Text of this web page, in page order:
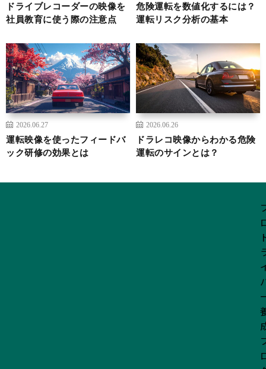
ドライブレコーダーの映像を
社員教育に使う際の注意点
危険運転を数値化するには？
運転リスク分析の基本
2026.06.27
運転映像を使ったフィードバ
ック研修の効果とは
2026.06.26
ドラレコ映像からわかる危険
運転のサインとは？